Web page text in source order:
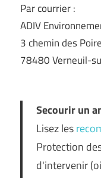
Par courrier :
ADIV
3 chemin des
78480 Verneuil-
Secourir un
Lisez les
Protection
d'intervenir